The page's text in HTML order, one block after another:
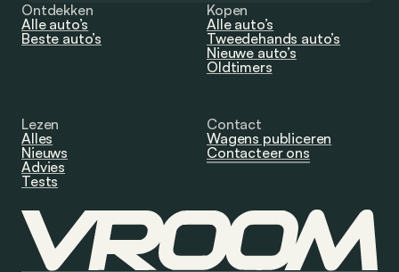
Ontdekken
Alle auto’s
Beste auto’s
Kopen
Alle auto’s
Tweedehands auto’s
Nieuwe auto’s
Oldtimers
Lezen
Alles
Nieuws
Advies
Tests
Contact
Wagens publiceren
Contacteer ons